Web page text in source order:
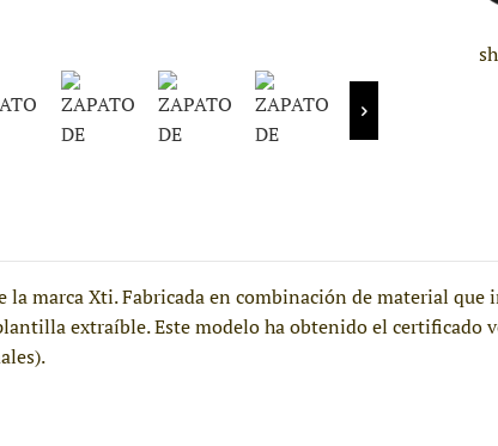
la marca Xti. Fabricada en combinación de material
extraíble. Este modelo ha obtenido el certificado